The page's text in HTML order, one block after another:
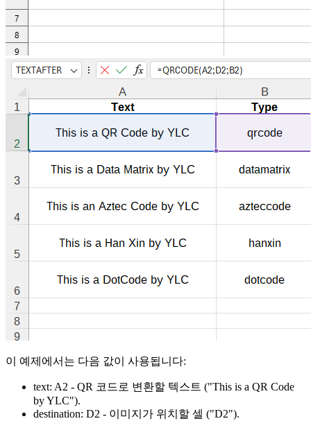
이 예제에서는 다음 값이 사용됩니다:
text: A2 - QR 코드로 변환할 텍스트 ("This is a QR Code
by YLC").
destination: D2 - 이미지가 위치할 셀 ("D2").